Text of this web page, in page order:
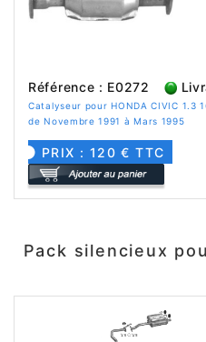
Référence : E0272
Catalyseur pour HONDA CIVIC 1.3
de Novembre 1991 à Mars 1995
PRIX : 120 € TTC
Pack silencieux